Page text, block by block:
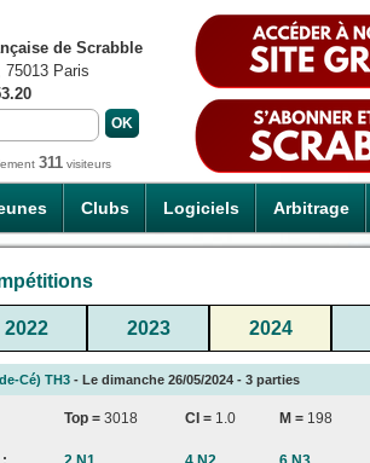
Clubs Logiciels Arbitrage
de Scrabble
75013 Paris
311 visiteurs
2022 2023 2024
Cé) TH3 - Le dimanche 26/05/2024 - 3 parties
Top = 3018 CI = 1.0 M = 198